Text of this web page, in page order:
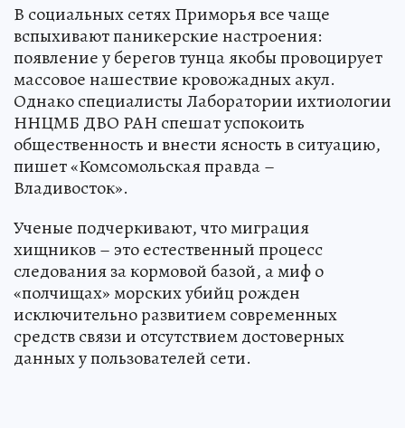
В социальных сетях Приморья все чаще
вспыхивают паникерские настроения:
появление у берегов тунца якобы провоцирует
массовое нашествие кровожадных акул.
Однако специалисты Лаборатории ихтиологии
ННЦМБ ДВО РАН спешат успокоить
общественность и внести ясность в ситуацию,
пишет «Комсомольская правда –
Владивосток».
Ученые подчеркивают, что миграция
хищников – это естественный процесс
следования за кормовой базой, а миф о
«полчищах» морских убийц рожден
исключительно развитием современных
средств связи и отсутствием достоверных
данных у пользователей сети.